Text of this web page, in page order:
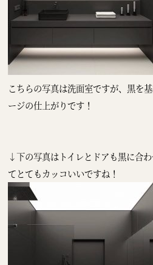
こちらの写真は洗面室ですが、黒を
ージの仕上がりです！
↓下の写真はトイレとドアも黒に合
てとてもカッコいいですね！